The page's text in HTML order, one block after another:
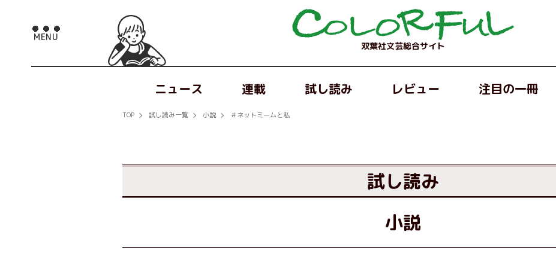
双葉社文芸総合サイト
ニュース 連載 試し読み レビュー 注目の一冊
TOP 試し読み一覧 小説 ＃ネットミームと私
試し読み
小説